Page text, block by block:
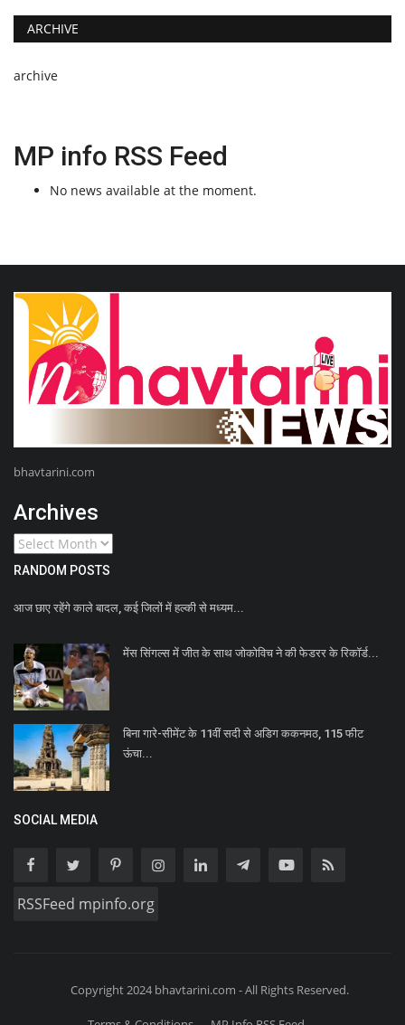
ARCHIVE
archive
MP info RSS Feed
No news available at the moment.
bhavtarini.com
Archives
RANDOM POSTS
आज छाए रहेंगे काले बादल, कई जिलों में हल्‍की से मध्‍यम...
मेंस सिंगल्स में जीत के साथ जोकोविच ने की फेडरर के रिकॉर्ड...
बिना गारे-सीमेंट के 11वीं सदी से अडिग ककनमठ, 115 फीट
ऊंचा...
SOCIAL MEDIA
RSSFeed mpinfo.org
Copyright 2024 bhavtarini.com - All Rights Reserved.